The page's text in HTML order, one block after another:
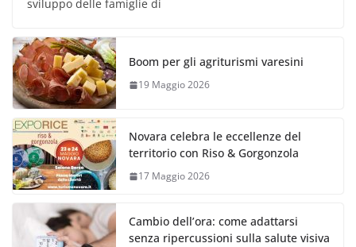
sviluppo delle famiglie di
Boom per gli agriturismi varesini
19 Maggio 2026
Novara celebra le eccellenze del
territorio con Riso & Gorgonzola
17 Maggio 2026
Cambio dell’ora: come adattarsi
senza ripercussioni sulla salute visiva